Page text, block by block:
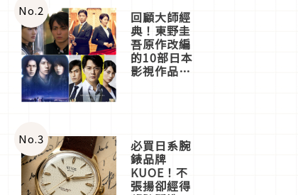
體驗
No.2 回顧大師經
典！東野圭
吾原作改編
的10部日本
影視作品推
No.3 必買日系腕
錶品牌
KUOE！不
張揚卻經得